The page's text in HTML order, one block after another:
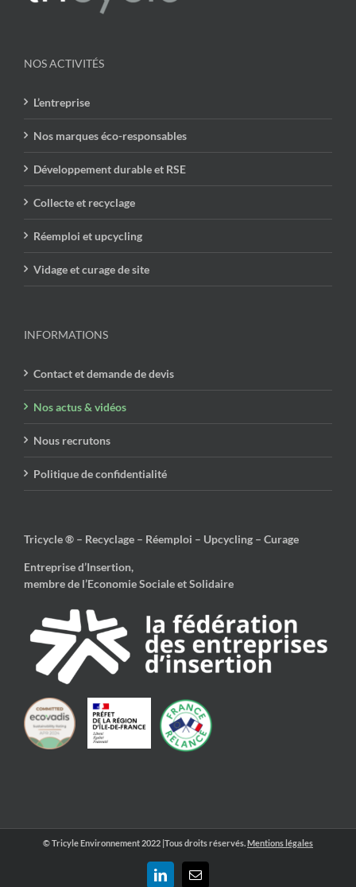
NOS ACTIVITÉS
L’entreprise
Nos marques éco-responsables
Développement durable et RSE
Collecte et recyclage
Réemploi et upcycling
Vidage et curage de site
INFORMATIONS
Contact et demande de devis
Nos actus & vidéos
Nous recrutons
Politique de confidentialité
Tricycle ® – Recyclage – Réemploi – Upcycling – Curage
Entreprise d’Insertion,
membre de l’Economie Sociale et Solidaire
© Tricyle Environnement 2022 |Tous droits réservés.Mentions légales
LinkedInEmail